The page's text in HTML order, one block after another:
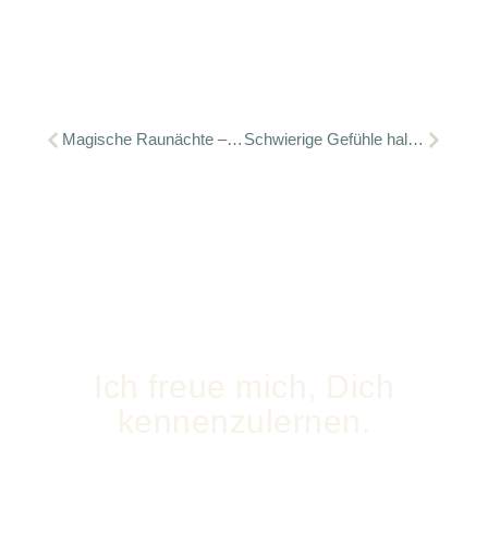
Magische Raunächte – Deine Reise zwischen den Jahren Schwierige Gefühle halten